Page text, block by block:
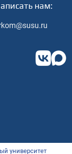
нам:
университет